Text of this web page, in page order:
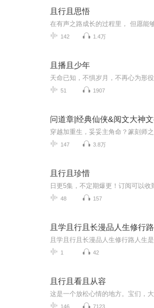
且行且思悟
142 1.4万
且播且少年
51 1907
147 3.8万
且行且珍惜
48 157
且学且行且长漫品人生修行路
1 42
且行且看且从容
146 7123